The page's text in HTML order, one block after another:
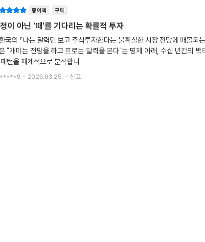
종이책 구매
이 아닌 '때'를 기다리는 확률적 투자
국의 『나는 달력만 보고 주식투자한다는 불확실한 시장 전망에 매몰
"개미는 전망을 하고 프로는 달력을 본다"는 명제 아래, 수십 년간의
턴을 체계적으로 분석합니
2026.03.25. 신고